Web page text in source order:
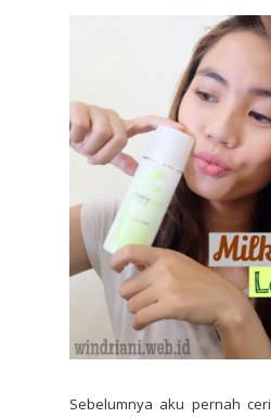
Sebelumnya aku pernah